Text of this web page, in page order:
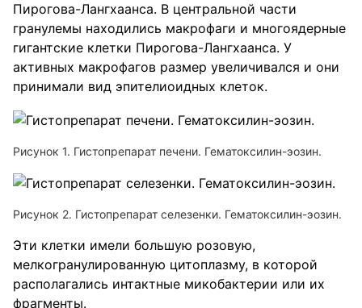
Пирогова-Лангхаанса. В центральной части
гранулемы находились макрофаги и многоядерные
гигантские клетки Пирогова-Лангхаанса. У
активных макрофагов размер увеличивался и они
принимали вид эпителиоидных клеток.
Рисунок 1. Гистопрепарат печени. Гематоксилин-эозин.
Рисунок 2. Гистопрепарат селезенки. Гематоксилин-эозин.
Эти клетки имели большую розовую,
мелкогранулированную цитоплазму, в которой
располагались интактные микобактерии или их
фрагменты.